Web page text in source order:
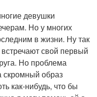
девушки
Но у многих
в жизни. Ну так
свой первый
Но проблема
скромный образ
как-нибудь, что бы